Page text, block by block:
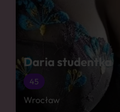
Daria studentka
45
Wrocław